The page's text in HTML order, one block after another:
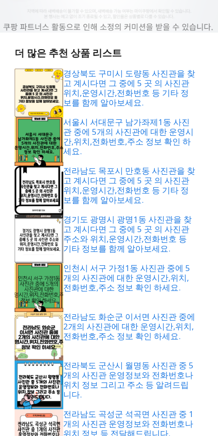
더 많은 추천 상품 리스트
경상북도 구미시 도량동 사진관을 찾
고 계시다면 그 중에 5 곳 의 사진관
위치,운영시간,전화번호 등 기타 정
보를 함께 알아보세요.
서울시 서대문구 남가좌제1동 사진
관 중에 5개의 사진관에 대한 운영시
간,위치,전화번호,주소 정보 확인 하
세요.
전라남도 목포시 만호동 사진관을 찾
고 계시다면 그 중에 5 곳 의 사진관
위치,운영시간,전화번호 등 기타 정
보를 함께 알아보세요.
경기도 광명시 광명1동 사진관을 찾
고 계시다면 그 중에 5 곳 의 사진관
주소와 위치,운영시간,전화번호 등
기타 정보를 함께 알아보세요.
인천시 서구 가정1동 사진관 중에 5
개의 사진관에 대한 운영시간,위치,
전화번호,주소 정보 확인 하세요.
전라남도 화순군 이서면 사진관 중에
2개의 사진관에 대한 운영시간,위치,
전화번호,주소 정보 확인 하세요.
전라북도 군산시 월명동 사진관 중 5
개의 사진관 운영정보와 전화번호나
위치 정보 그리고 주소 등 알려드립
니다.
전라남도 곡성군 석곡면 사진관 중 1
개의 사진관 운영정보와 전화번호나
위치 정보 등 전달해드립니다.